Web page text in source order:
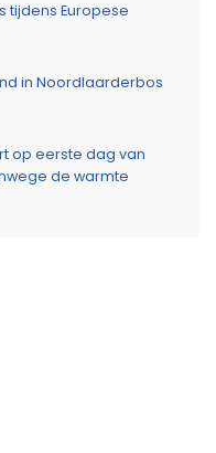
tijdens Europese
in Noordlaarderbos
op eerste dag van
de warmte